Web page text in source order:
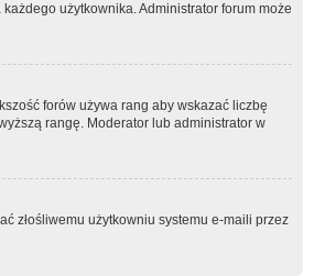
użytkownika. Administrator forum może
forów używa rang aby wskazać liczbę
rangę. Moderator lub administrator w
złośliwemu użytkowniu systemu e-maili przez